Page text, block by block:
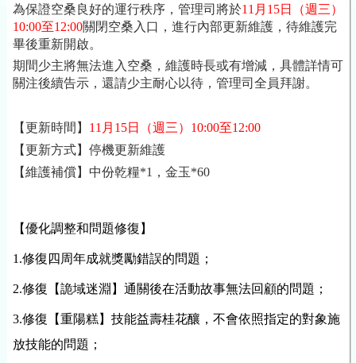
為保證空桑良好的運行秩序，管理司將於11月15日
（週三）
10:00至12:00關閉空桑入口，進行內部更新維護，待維護完
畢後重新開啟。
期間少主將無法進入空桑，維護時長或有增減，具體詳情可
關注後續告示，還請少主耐心以待，管理司全員拜謝。
【更新時間】 11月15日
（週三）10:00至12:00
【更新方式】停機更新維護
【維護補償】中份乾糧*1，金玉*60
【優化調整和問題修復】
1.修復四周年成就獎勵錯誤的問題；
2.修復【詭域迷淵】通關後在活動故事無法回顧的問題；
3.修復【重陽糕】技能益壽桂花釀，不會依照指定的對象施
放技能的問題；